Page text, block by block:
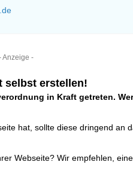
Anzeige -
selbst erstellen!
in Kraft getreten.
hat, sollte diese dringend an
Webseite? Wir empfehlen,